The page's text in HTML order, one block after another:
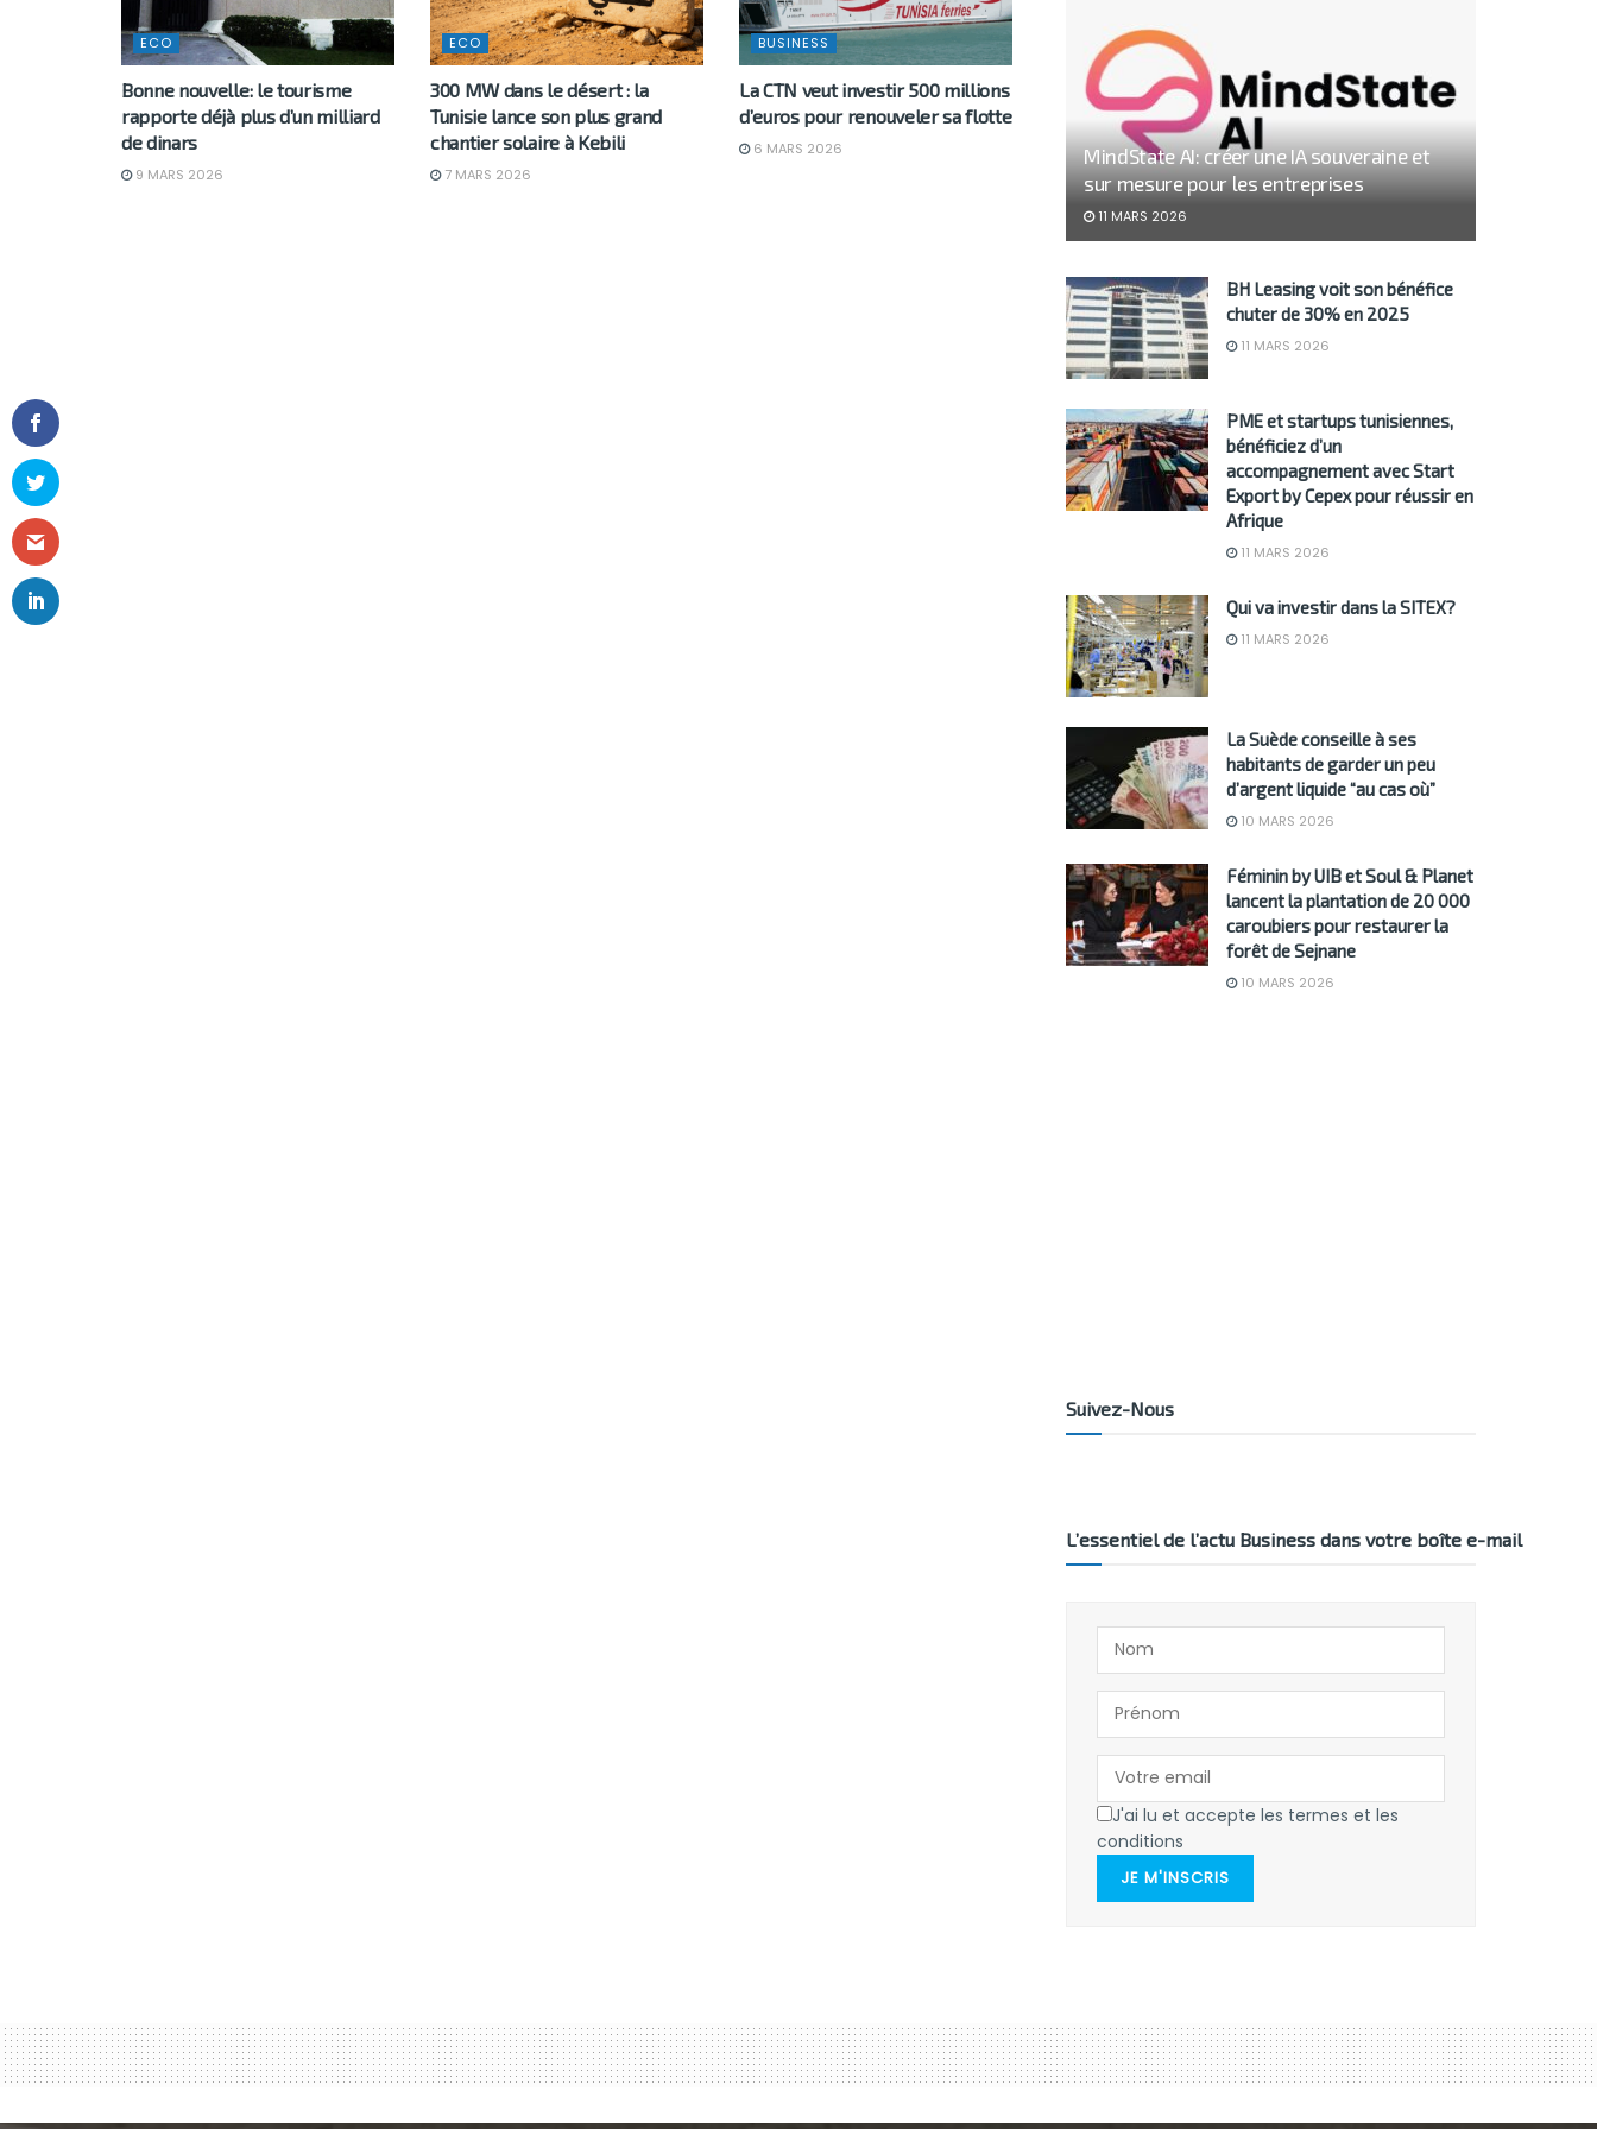
ECO
Bonne nouvelle: le tourisme
rapporte déjà plus d’un milliard
de dinars
9 MARS 2026
ECO
300 MW dans le désert : la
Tunisie lance son plus grand
chantier solaire à Kebili
7 MARS 2026
BUSINESS
La CTN veut investir 500 millions
d’euros pour renouveler sa flotte
6 MARS 2026
MindState AI: créer une IA souveraine et
sur mesure pour les entreprises
11 MARS 2026
BH Leasing voit son bénéfice
chuter de 30% en 2025
11 MARS 2026
PME et startups tunisiennes,
bénéficiez d’un
accompagnement avec Start
Export by Cepex pour réussir en
Afrique
11 MARS 2026
Qui va investir dans la SITEX?
11 MARS 2026
La Suède conseille à ses
habitants de garder un peu
d’argent liquide “au cas où”
10 MARS 2026
Féminin by UIB et Soul & Planet
lancent la plantation de 20 000
caroubiers pour restaurer la
forêt de Sejnane
10 MARS 2026
Suivez-Nous
L’essentiel de l’actu Business dans votre boîte e-mail
J'ai lu et accepte les termes et les
conditions
JE M'INSCRIS